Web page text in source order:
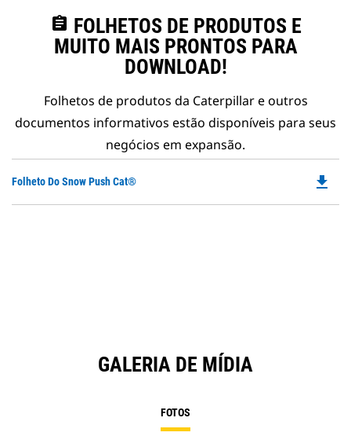
assignment FOLHETOS DE PRODUTOS E
MUITO MAIS PRONTOS PARA
DOWNLOAD!
Folhetos de produtos da Caterpillar e outros
documentos informativos estão disponíveis para seus
negócios em expansão.
Folheto Do Snow Push Cat® file_download
GALERIA DE MÍDIA
FOTOS